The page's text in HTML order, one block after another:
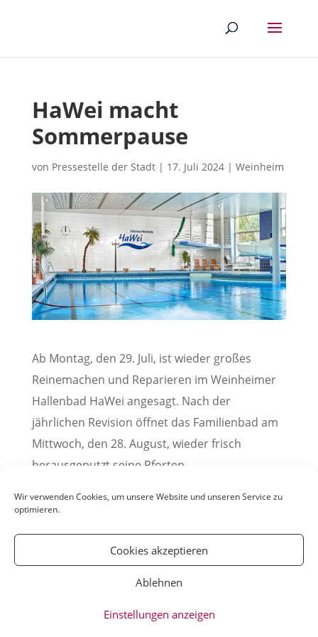
Wir verwenden Cookies, um unsere Website und unseren Service zu
optimieren.
Cookies akzeptieren
Ablehnen
Einstellungen anzeigen
HaWei macht
Sommerpause
von Pressestelle der Stadt| 17. Juli 2024| Weinheim
Ab Montag, den 29. Juli, ist wieder großes
Reinemachen und Reparieren im Weinheimer
Hallenbad HaWei angesagt. Nach der
jährlichen Revision öffnet das Familienbad am
Mittwoch, den 28. August, wieder frisch
herausgeputzt seine Pforten.
Pressemitteilung der Stadt Weinheim, 17. Juli 2024
Weinheimer Jugendmedien gUG //